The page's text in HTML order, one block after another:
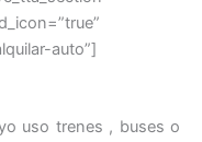
auto”]
uso trenes , buses o